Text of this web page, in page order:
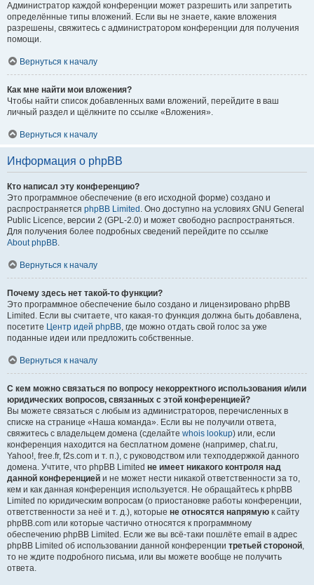
Администратор каждой конференции может разрешить или запретить
определённые типы вложений. Если вы не знаете, какие вложения
разрешены, свяжитесь с администратором конференции для получения
помощи.
Вернуться к началу
Как мне найти мои вложения?
Чтобы найти список добавленных вами вложений, перейдите в ваш
личный раздел и щёлкните по ссылке «Вложения».
Вернуться к началу
Информация о phpBB
Кто написал эту конференцию?
Это программное обеспечение (в его исходной форме) создано и
распространяется phpBB Limited . Оно доступно на условиях GNU General
Public Licence, версии 2 (GPL-2.0) и может свободно распространяться.
Для получения более подробных сведений перейдите по ссылке
About phpBB.
Вернуться к началу
Почему здесь нет такой-то функции?
Это программное обеспечение было создано и лицензировано phpBB
Limited. Если вы считаете, что какая-то функция должна быть добавлена,
посетите Центр идей phpBB, где можно отдать свой голос за уже
поданные идеи или предложить собственные.
Вернуться к началу
С кем можно связаться по вопросу некорректного использования и/или
юридических вопросов, связанных с этой конференцией?
Вы можете связаться с любым из администраторов, перечисленных в
списке на странице «Наша команда». Если вы не получили ответа,
свяжитесь с владельцем домена (сделайте whois lookup) или, если
конференция находится на бесплатном домене (например, chat.ru,
Yahoo!, free.fr, f2s.com и т. п.), с руководством или техподдержкой данного
домена. Учтите, что phpBB Limited не имеет никакого контроля над
данной конференцией и не может нести никакой ответственности за то,
кем и как данная конференция используется. Не обращайтесь к phpBB
Limited по юридическим вопросам (о приостановке работы конференции,
ответственности за неё и т. д.), которые не относятся напрямую к сайту
phpBB.com или которые частично относятся к программному
обеспечению phpBB Limited. Если же вы всё-таки пошлёте email в адрес
phpBB Limited об использовании данной конференции третьей стороной,
то не ждите подробного письма, или вы можете вообще не получить
ответа.